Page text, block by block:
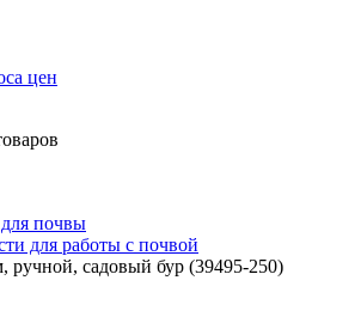
цен
почвы
для работы с почвой
ручной, садовый бур (39495-250)